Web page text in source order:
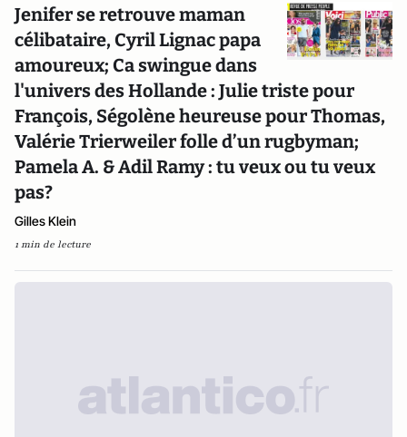
Jenifer se retrouve maman
célibataire, Cyril Lignac papa
amoureux; Ca swingue dans
l'univers des Hollande : Julie triste pour
François, Ségolène heureuse pour Thomas,
Valérie Trierweiler folle d’un rugbyman;
Pamela A. & Adil Ramy : tu veux ou tu veux
pas?
Gilles Klein
1 min de lecture